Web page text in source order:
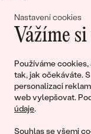
Nastavení cookies
Vážíme
Používáme
tak, jak očekáváte.
personalizaci
web vylepšovat.
údaje.
Souhlas se všemi
Připojte se k nám!